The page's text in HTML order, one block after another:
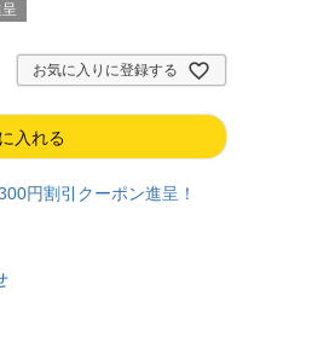
お気に入りに登録する
入れる
円割引クーポン進呈！